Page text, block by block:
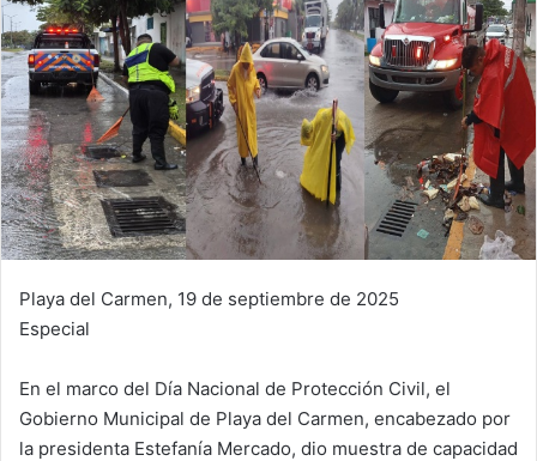
Playa del Carmen, 19 de septiembre de 2025
Especial
En el marco del Día Nacional de Protección Civil, el
Gobierno Municipal de Playa del Carmen, encabezado por
la presidenta Estefanía Mercado, dio muestra de capacidad